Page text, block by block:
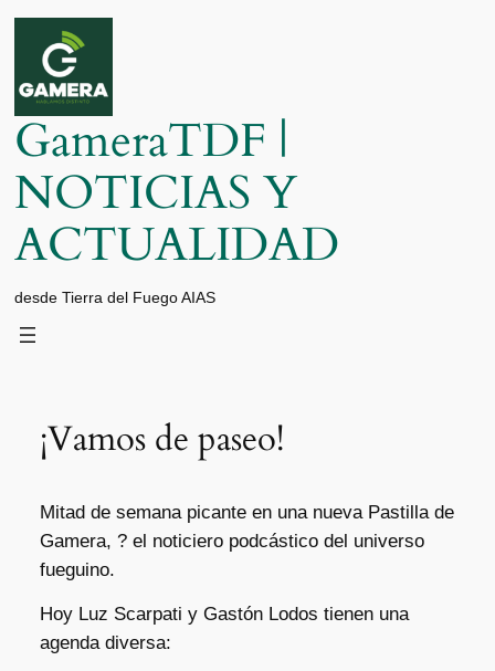
Saltar
contenido
GameraTDF |
NOTICIAS Y
ACTUALIDAD
desde Tierra del Fuego AIAS
¡Vamos de paseo!
Mitad de semana picante en una nueva Pastilla de
Gamera, ?️ el noticiero podcástico del universo
fueguino.
Hoy Luz Scarpati y Gastón Lodos tienen una
agenda diversa: